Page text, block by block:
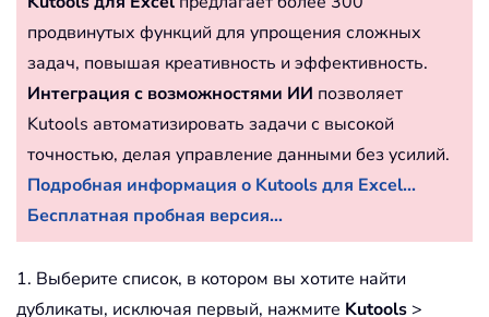
продвинутых функций для упрощения сложных
задач, повышая креативность и эффективность.
Интеграция с возможностями ИИ позволяет
Kutools автоматизировать задачи с высокой
точностью, делая управление данными без усилий.
Подробная информация о Kutools для Excel...
Бесплатная пробная версия...
1. Выберите список, в котором вы хотите найти
дубликаты, исключая первый, нажмите Kutools >